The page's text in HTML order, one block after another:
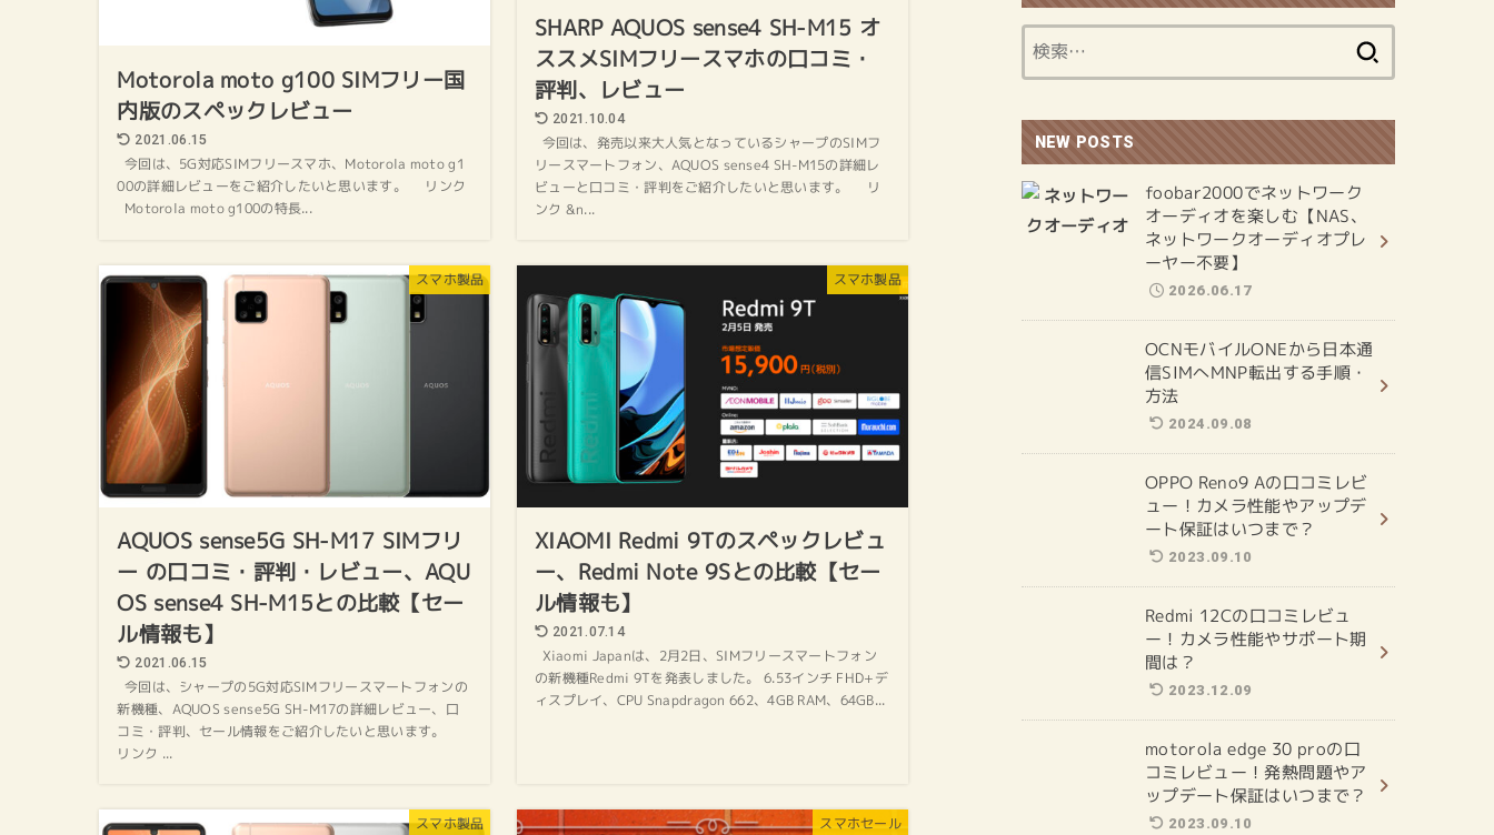
Motorola moto g100 SIMフリー国
内版のスペックレビュー
2021.06.15
今回は、5G対応SIMフリースマホ、Motorola moto g1
00の詳細レビューをご紹介したいと思います。 リンク
Motorola moto g100の特長...
SHARP AQUOS sense4 SH-M15 オ
ススメSIMフリースマホの口コミ・
評判、レビュー
2021.10.04
今回は、発売以来大人気となっているシャープのSIMフ
リースマートフォン、AQUOS sense4 SH-M15の詳細レ
ビューと口コミ・評判をご紹介したいと思います。 リ
ンク &n...
スマホ製品
AQUOS sense5G SH-M17 SIMフリ
ー の口コミ・評判・レビュー、AQU
OS sense4 SH-M15との比較【セー
ル情報も】
2021.06.15
今回は、シャープの5G対応SIMフリースマートフォンの
新機種、AQUOS sense5G SH-M17の詳細レビュー、口
コミ・評判、セール情報をご紹介したいと思います。
リンク ...
スマホ製品
XIAOMI Redmi 9Tのスペックレビュ
ー、Redmi Note 9Sとの比較【セー
ル情報も】
2021.07.14
Xiaomi Japanは、2月2日、SIMフリースマートフォン
の新機種Redmi 9Tを発表しました。 6.53インチ FHD+デ
ィスプレイ、CPU Snapdragon 662、4GB RAM、64GB...
スマホ製品 スマホセール
NEW POSTS
foobar2000でネットワーク
オーディオを楽しむ【NAS、
ネットワークオーディオプレ
ーヤー不要】
2026.06.17
OCNモバイルONEから日本通
信SIMへMNP転出する手順・
方法
2024.09.08
OPPO Reno9 Aの口コミレビ
ュー！カメラ性能やアップデ
ート保証はいつまで？
2023.09.10
Redmi 12Cの口コミレビュ
ー！カメラ性能やサポート期
間は？
2023.12.09
motorola edge 30 proの口
コミレビュー！発熱問題やア
ップデート保証はいつまで？
2023.09.10